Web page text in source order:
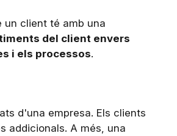
un client té amb una
del client envers
i els processos.
d'una empresa. Els clients
addicionals. A més, una